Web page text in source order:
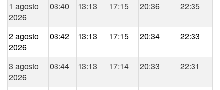
1 agosto
2026
03:40 13:13 17:15 20:36 22:35
2 agosto
2026
03:42 13:13 17:15 20:34 22:33
3 agosto
2026
03:44 13:13 17:14 20:33 22:31